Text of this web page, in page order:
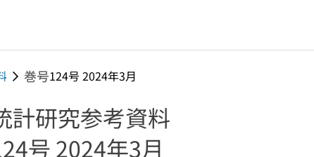
巻号124号 2024年3月
計研究参考資料
号 2024年3月